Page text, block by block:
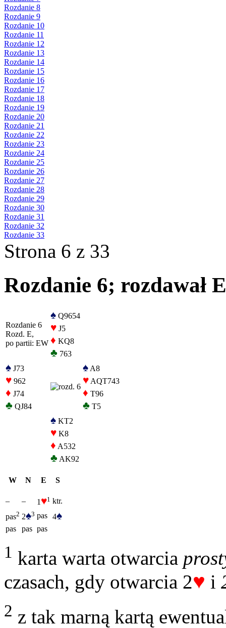
Rozdanie 8
Rozdanie 9
Rozdanie 10
Rozdanie 11
Rozdanie 12
Rozdanie 13
Rozdanie 14
Rozdanie 15
Rozdanie 16
Rozdanie 17
Rozdanie 18
Rozdanie 19
Rozdanie 20
Rozdanie 21
Rozdanie 22
Rozdanie 23
Rozdanie 24
Rozdanie 25
Rozdanie 26
Rozdanie 27
Rozdanie 28
Rozdanie 29
Rozdanie 30
Rozdanie 31
Rozdanie 32
Rozdanie 33
Strona 6 z 33
Rozdanie 6; rozdawał
Rozdanie 6
Rozd. E,
po partii: EW
♠ Q9654
♥ J5
♦ KQ8
♣ 763
♠ J73
♥ 962
♦ J74
♣ QJ84
♠ A8
♥ AQT743
♦ T96
♣ T5
♠ KT2
♥ K8
♦ A532
♣ AK92
W N E S
– – 1 ♥1 ktr.
pas2 2♠3 pas 4♠
pas pas pas
1 karta warta otwarcia
czasach, gdy otwarcia 2♥ i
2 z tak marną kartą